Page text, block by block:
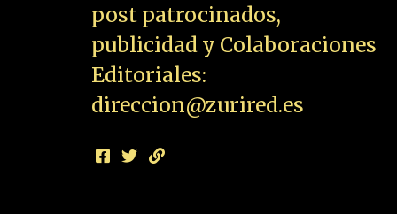
post patrocinados,
publicidad y Colaboraciones
Editoriales:
direccion@zurired.es